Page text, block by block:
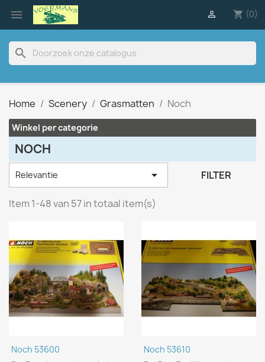
 shopping_cart (0)

search
Home Scenery Grasmatten Noch
Winkel per categorie
NOCH
Relevantie  FILTER
Item 1-48 van 57 in totaal item(s)
Noch 53600 Noch 53610